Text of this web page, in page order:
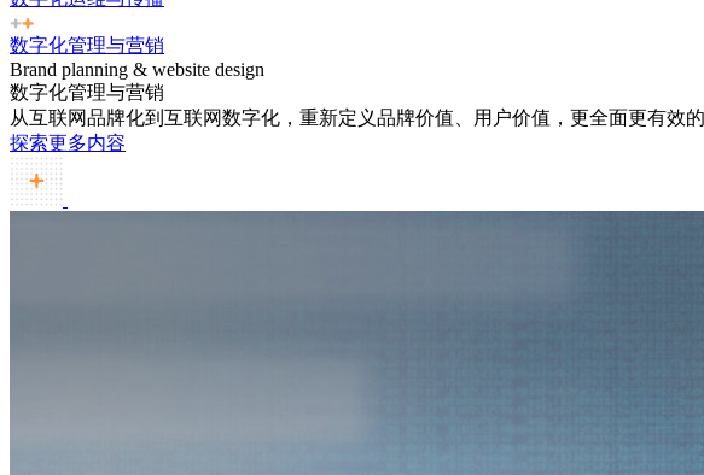
数字化管理与营销
Brand planning & website design
数字化管理与营销
从互联网品牌化到互联网数字化，重新定义品牌价值、用户价值，更全面更有效
探索更多内容